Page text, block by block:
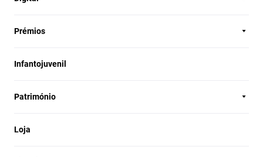
Prémios
Infantojuvenil
Património
Loja